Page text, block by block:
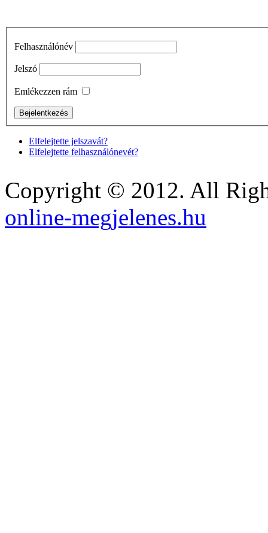
Felhasználónév
Jelszó
Emlékezzen rám
Elfelejtette jelszavát?
Elfelejtette felhasználónevét?
Copyright © 2012. All
online-megjelenes.hu